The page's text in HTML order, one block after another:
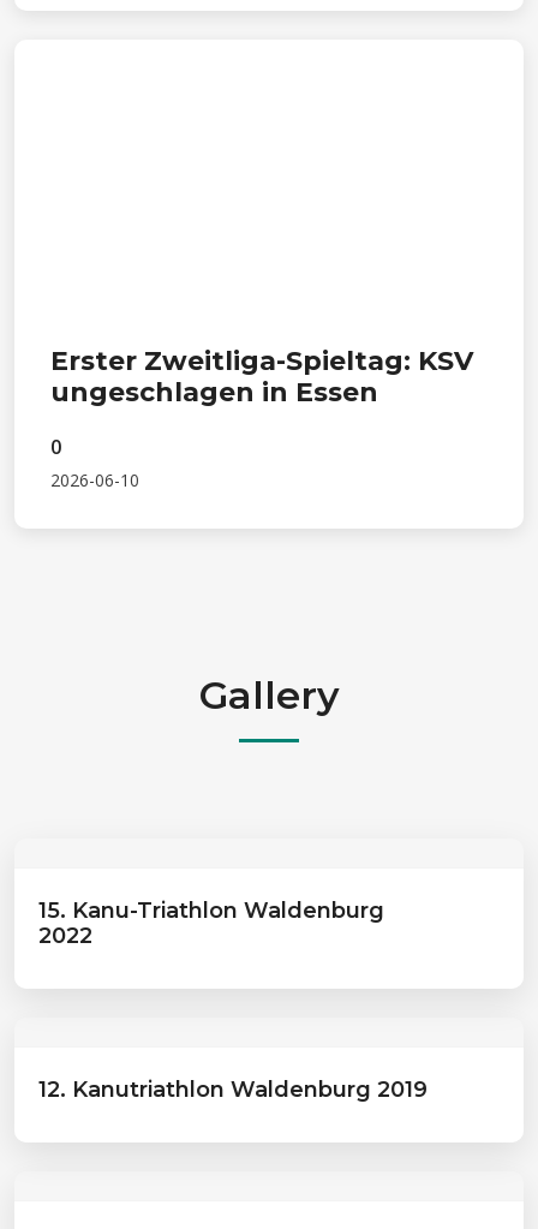
Erster Zweitliga-Spieltag: KSV
ungeschlagen in Essen
0
2026-06-10
Gallery
15. Kanu-Triathlon Waldenburg
2022
12. Kanutriathlon Waldenburg 2019